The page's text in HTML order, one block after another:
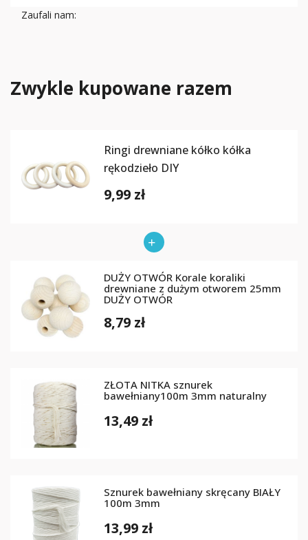
Zaufali nam:
Zwykle kupowane razem
Ringi drewniane kółko kółka
rękodzieło DIY
9,99 zł
DUŻY OTWÓR Korale koraliki
drewniane z dużym otworem 25mm
DUŻY OTWÓR
8,79 zł
ZŁOTA NITKA sznurek
bawełniany100m 3mm naturalny
13,49 zł
Sznurek bawełniany skręcany BIAŁY
100m 3mm
13,99 zł